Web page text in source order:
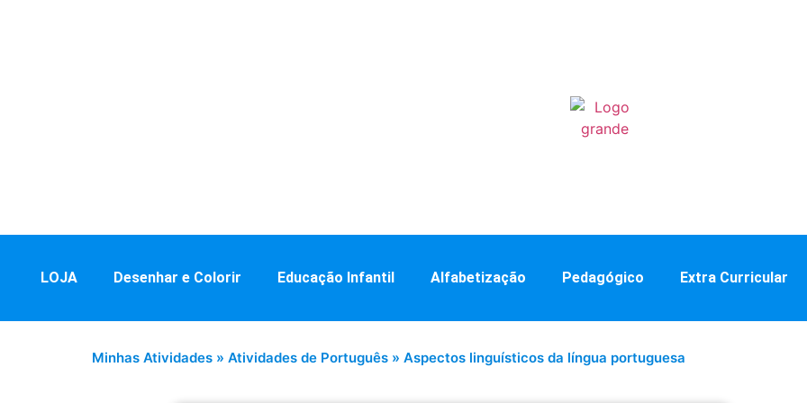
LOJA Desenhar e Colorir Educação Infantil Alfabetização Pedagógico Extra Curricular
Minhas Atividades » Atividades de Português » Aspectos linguísticos da língua portuguesa